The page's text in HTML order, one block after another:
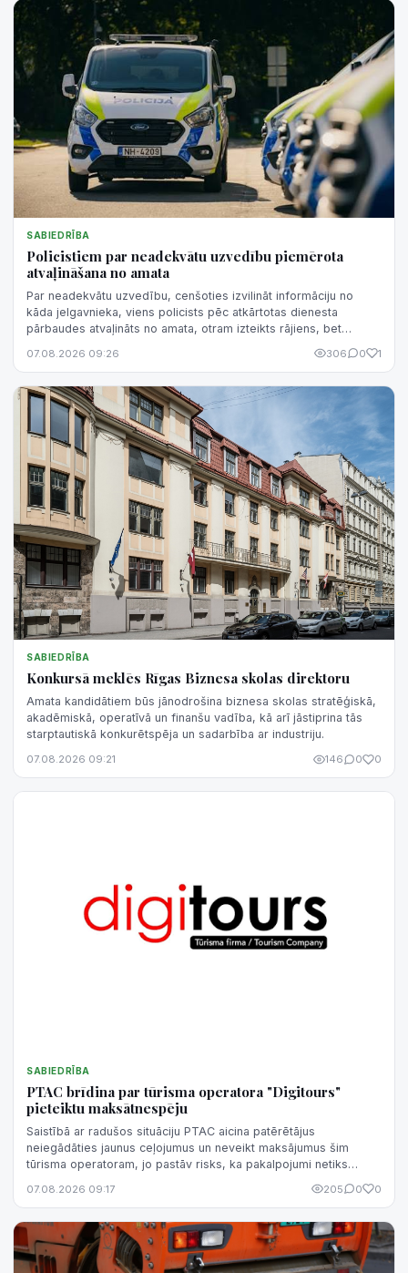
SABIEDRĪBA
Policistiem par neadekvātu uzvedību piemērota
atvaļināšana no amata
Par neadekvātu uzvedību, cenšoties izvilināt informāciju no
kāda jelgavnieka, viens policists pēc atkārtotas dienesta
pārbaudes atvaļināts no amata, otram izteikts rājiens, bet
07.08.2026 09:26 306 0 1
SABIEDRĪBA
Konkursā meklēs Rīgas Biznesa skolas direktoru
Amata kandidātiem būs jānodrošina biznesa skolas stratēģiskā,
akadēmiskā, operatīvā un finanšu vadība, kā arī jāstiprina tās
starptautiskā konkurētspēja un sadarbība ar industriju.
07.08.2026 09:21 146 0 0
SABIEDRĪBA
PTAC brīdina par tūrisma operatora "Digitours"
pieteiktu maksātnespēju
Saistībā ar radušos situāciju PTAC aicina patērētājus
neiegādāties jaunus ceļojumus un neveikt maksājumus šim
tūrisma operatoram, jo pastāv risks, ka pakalpojumi netiks
07.08.2026 09:17 205 0 0